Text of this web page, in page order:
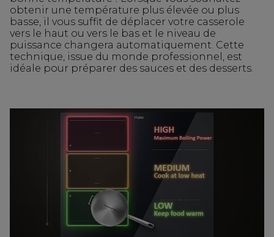
obtenir une température plus élevée ou plus
basse, il vous suffit de déplacer votre casserole
vers le haut ou vers le bas et le niveau de
puissance changera automatiquement. Cette
technique, issue du monde professionnel, est
idéale pour préparer des sauces et des desserts.